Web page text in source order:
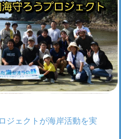
ジェクトが海岸活動を実